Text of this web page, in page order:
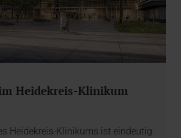
Heidekreis-Klinikum
Heidekreis-Klinikums ist eindeutig: